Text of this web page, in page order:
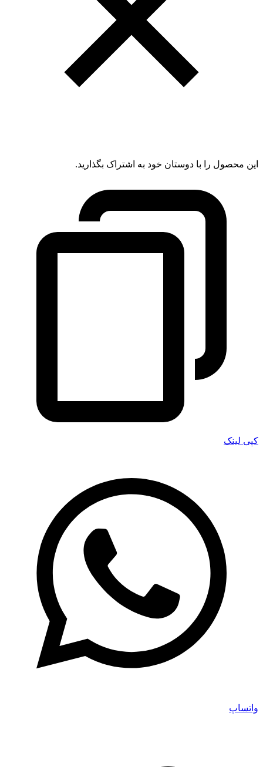
این محصول را با دوستان خود به اشتراک بگذارید.
کپی لینک
واتساپ